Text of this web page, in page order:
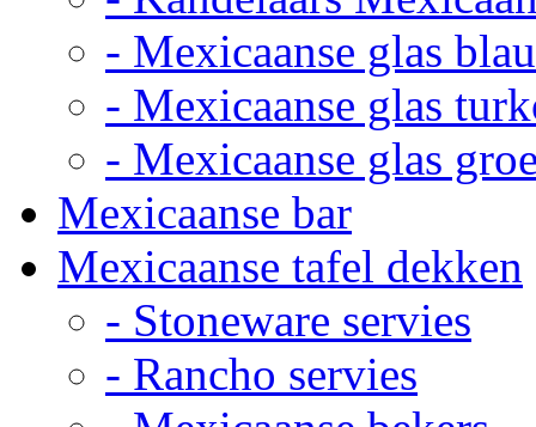
- Mexicaanse glas
- Mexicaanse glas
- Mexicaanse glas
Mexicaanse bar
Mexicaanse tafel dekken
- Stoneware servies
- Rancho servies